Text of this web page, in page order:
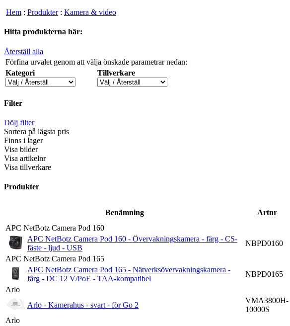
Hem : Produkter: Kamera & video
Hitta produkterna här:
Återställ alla
Förfina urvalet genom att välja önskade parametrar nedan:
Kategori
Tillverkare
Filter
Dölj filter
Sortera på lägsta pris
Finns i lager
Visa bilder
Visa artikelnr
Visa tillverkare
Produkter
Benämning Artnr
APC NetBotz Camera Pod 160
APC NetBotz Camera Pod 160 - Övervakningskamera - färg - CS-
fäste - ljud - USB
NBPD0160
APC NetBotz Camera Pod 165
APC NetBotz Camera Pod 165 - Nätverksövervakningskamera -
färg - DC 12 V/PoE - TAA-kompatibel
NBPD0165
Arlo
Arlo - Kamerahus - svart - för Go 2
VMA3800H-
10000S
Arlo